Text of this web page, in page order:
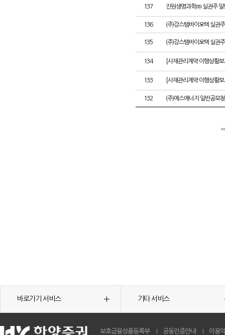
137 진원생명과학㈜ 실권주 일
136 (주)강스템바이오텍 실권
135 (주)강스템바이오텍 실권
134 [사채관리계약 이행상황
133 [사채관리계약 이행상황
132 (주)에스에너지 일반공모
바로가기 서비스 기타 서비스
보호금융상품등록부 공동인증안내 이용